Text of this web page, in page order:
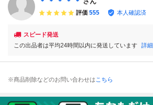
評価 555 本人確認済
スピード発送
この出品者は平均24時間以内に発送しています 詳細
※商品削除などのお問い合わせはこちら